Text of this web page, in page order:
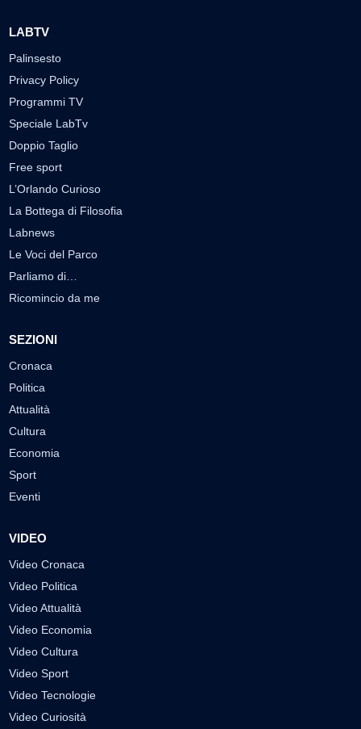
LABTV
Palinsesto
Privacy Policy
Programmi TV
Speciale LabTv
Doppio Taglio
Free sport
L’Orlando Curioso
La Bottega di Filosofia
Labnews
Le Voci del Parco
Parliamo di…
Ricomincio da me
SEZIONI
Cronaca
Politica
Attualità
Cultura
Economia
Sport
Eventi
VIDEO
Video Cronaca
Video Politica
Video Attualità
Video Economia
Video Cultura
Video Sport
Video Tecnologie
Video Curiosità